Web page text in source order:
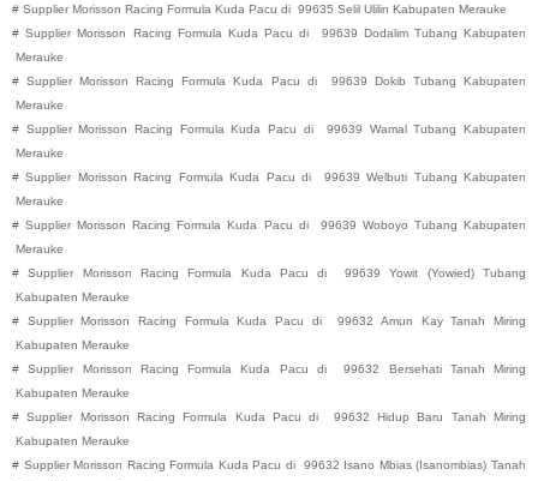
# Supplier Morisson Racing Formula Kuda Pacu di 99635 Selil Ulilin Kabupaten Merauke
# Supplier Morisson Racing Formula Kuda Pacu di 99639 Dodalim Tubang Kabupaten
Merauke
# Supplier Morisson Racing Formula Kuda Pacu di 99639 Dokib Tubang
Kabupaten
Merauke
# Supplier Morisson Racing Formula Kuda Pacu di 99639 Wamal Tubang
Kabupaten
Merauke
# Supplier Morisson Racing Formula Kuda Pacu di 99639 Welbuti Tubang Kabupaten
Merauke
# Supplier Morisson Racing Formula Kuda Pacu di 99639 Woboyo Tubang Kabupaten
Merauke
#
Supplier Morisson Racing Formula Kuda Pacu di 99639 Yowit (Yowied)
Tubang
Kabupaten Merauke
#
Supplier Morisson Racing Formula Kuda Pacu di 99632 Amun Kay
Tanah Miring
Kabupaten Merauke
#
Supplier Morisson Racing Formula Kuda Pacu di 99632 Bersehati
Tanah Miring
Kabupaten Merauke
# Supplier Morisson Racing Formula Kuda Pacu di 99632 Hidup Baru
Tanah Miring
Kabupaten Merauke
# Supplier Morisson Racing Formula Kuda Pacu di 99632 Isano Mbias (Isanombias) Tanah